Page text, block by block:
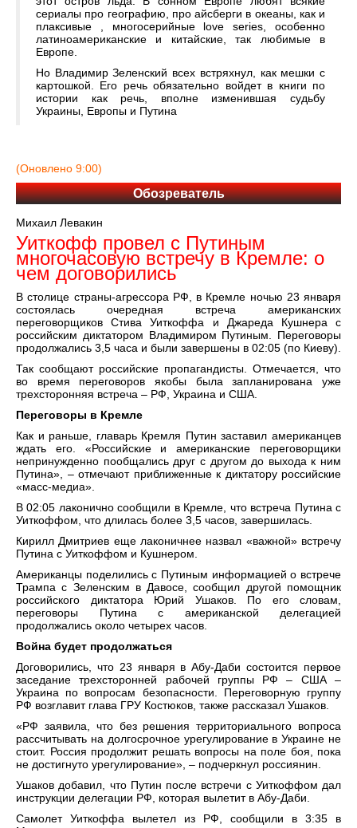
сериалы про географию, про айсберги в океаны, как и
плаксивые , многосерийные love series, особенно
латиноамериканские и китайские, так любимые в
Европе.
Но Владимир Зеленский всех встряхнул, как мешки с
картошкой. Его речь обязательно войдет в книги по
истории как речь, вполне изменившая судьбу
Украины, Европы и Путина
(Оновлено 9:00)
Обозреватель
Михаил Левакин
Уиткофф провел с Путиным
многочасовую встречу в Кремле: о
чем договорились
В столице страны-агрессора РФ, в Кремле ночью 23 января
состоялась очередная встреча американских
переговорщиков Стива Уиткоффа и Джареда Кушнера с
российским диктатором Владимиром Путиным. Переговоры
продолжались 3,5 часа и были завершены в 02:05 (по Киеву).
Так сообщают российские пропагандисты. Отмечается, что
во время переговоров якобы была запланирована уже
трехсторонняя встреча – РФ, Украина и США.
Переговоры в Кремле
Как и раньше, главарь Кремля Путин заставил американцев
ждать его. «Российские и американские переговорщики
непринужденно пообщались друг с другом до выхода к ним
Путина», – отмечают приближенные к диктатору российские
«масс-медиа».
В 02:05 лаконично сообщили в Кремле, что встреча Путина с
Уиткоффом, что длилась более 3,5 часов, завершилась.
Кирилл Дмитриев еще лаконичнее назвал «важной» встречу
Путина с Уиткоффом и Кушнером.
Американцы поделились с Путиным информацией о встрече
Трампа с Зеленским в Давосе, сообщил другой помощник
российского диктатора Юрий Ушаков. По его словам,
переговоры Путина с американской делегацией
продолжались около четырех часов.
Война будет продолжаться
Договорились, что 23 января в Абу-Даби состоится первое
заседание трехсторонней рабочей группы РФ – США –
Украина по вопросам безопасности. Переговорную группу
РФ возглавит глава ГРУ Костюков, также рассказал Ушаков.
«РФ заявила, что без решения территориального вопроса
рассчитывать на долгосрочное урегулирование в Украине не
стоит. Россия продолжит решать вопросы на поле боя, пока
не достигнуто урегулирование», – подчеркнул россиянин.
Ушаков добавил, что Путин после встречи с Уиткоффом дал
инструкции делегации РФ, которая вылетит в Абу-Даби.
Самолет Уиткоффа вылетел из РФ, сообщили в 3:35 в